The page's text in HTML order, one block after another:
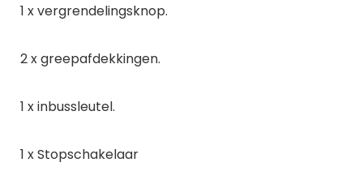
1 x vergrendelingsknop.
2 x greepafdekkingen.
1 x inbussleutel.
1 x Stopschakelaar